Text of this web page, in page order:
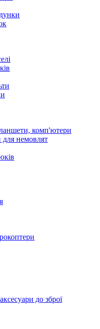
комп'ютери
немовлят
до зброї